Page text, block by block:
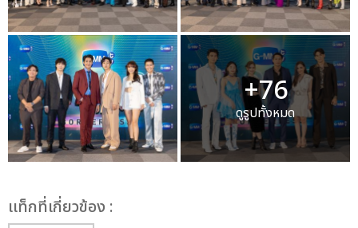
+76
ดูรูปทั้งหมด
เเท็กที่เกี่ยวข้อง :